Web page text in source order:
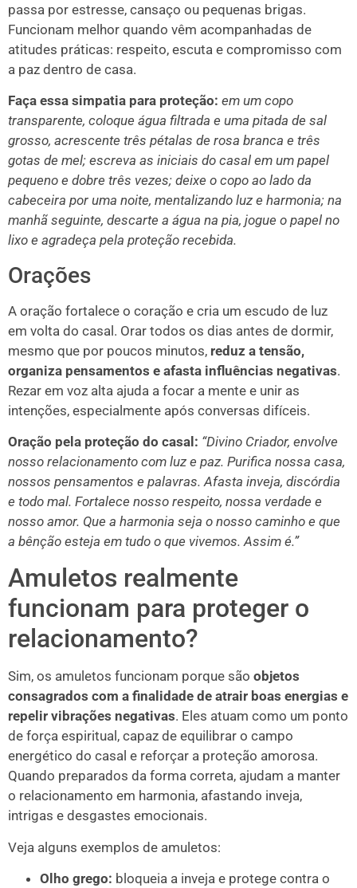
passa por estresse, cansaço ou pequenas brigas.
Funcionam melhor quando vêm acompanhadas de
atitudes práticas: respeito, escuta e compromisso com
a paz dentro de casa.
Faça essa simpatia para proteção: em um copo
transparente, coloque água filtrada e uma pitada de sal
grosso, acrescente três pétalas de rosa branca e três
gotas de mel; escreva as iniciais do casal em um papel
pequeno e dobre três vezes; deixe o copo ao lado da
cabeceira por uma noite, mentalizando luz e harmonia; na
manhã seguinte, descarte a água na pia, jogue o papel no
lixo e agradeça pela proteção recebida.
Orações
A oração fortalece o coração e cria um escudo de luz
em volta do casal. Orar todos os dias antes de dormir,
mesmo que por poucos minutos, reduz a tensão,
organiza pensamentos e afasta influências negativas.
Rezar em voz alta ajuda a focar a mente e unir as
intenções, especialmente após conversas difíceis.
Oração pela proteção do casal: “Divino Criador, envolve
nosso relacionamento com luz e paz. Purifica nossa casa,
nossos pensamentos e palavras. Afasta inveja, discórdia
e todo mal. Fortalece nosso respeito, nossa verdade e
nosso amor. Que a harmonia seja o nosso caminho e que
a bênção esteja em tudo o que vivemos. Assim é.”
Amuletos realmente
funcionam para proteger o
relacionamento?
Sim, os amuletos funcionam porque são objetos
consagrados com a finalidade de atrair boas energias e
repelir vibrações negativas. Eles atuam como um ponto
de força espiritual, capaz de equilibrar o campo
energético do casal e reforçar a proteção amorosa.
Quando preparados da forma correta, ajudam a manter
o relacionamento em harmonia, afastando inveja,
intrigas e desgastes emocionais.
Veja alguns exemplos de amuletos:
Olho grego: bloqueia a inveja e protege contra o